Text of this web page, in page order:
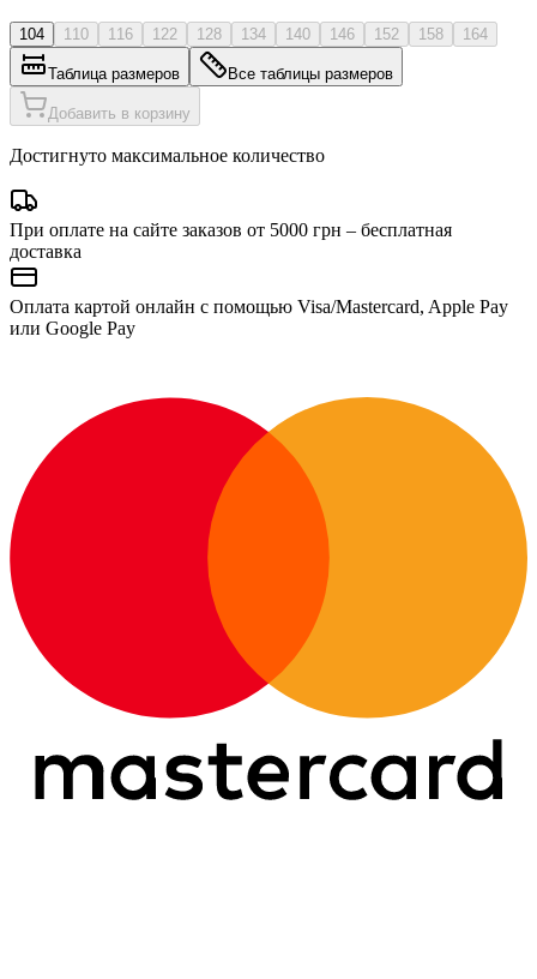
104 110 116 122 128 134 140 146 152 158 164
Таблица размеров Все таблицы размеров
Добавить в корзину
Достигнуто максимальное количество
При оплате на сайте заказов от 5000 грн – бесплатная
доставка
Оплата картой онлайн с помощью Visa/Mastercard, Apple Pay
или Google Pay